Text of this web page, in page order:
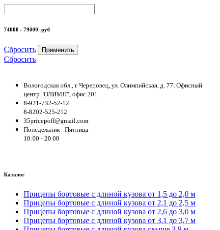
74000 - 79000 руб
Сбросить Применить
Сбросить
Вологодская обл., г. Череповец, ул. Олимпийская, д. 77, Офисный
центр "ОЛИМП", офис 201
8-921-732-52-12
8-8202-525-212
35pricepoff@gmail.com
Понедельник - Пятница
10:00 - 20.00
Каталог
Прицепы бортовые с длиной кузова от 1,5 до 2,0 м
Прицепы бортовые с длиной кузова от 2,1 до 2,5 м
Прицепы бортовые с длиной кузова от 2,6 до 3,0 м
Прицепы бортовые с длиной кузова от 3,1 до 3,7 м